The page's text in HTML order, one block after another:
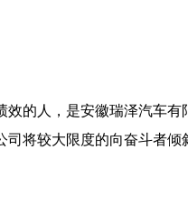
的人，是安徽瑞泽汽车
将较大限度的向奋斗者